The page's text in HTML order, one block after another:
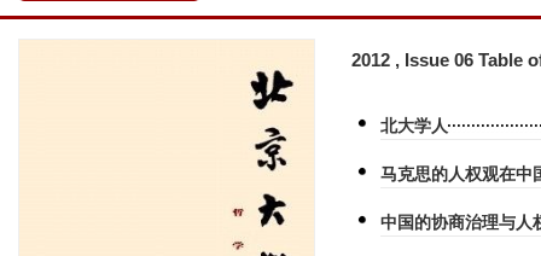
2012 , Issue 06 Table
北大学人
马克思的人权观在中
中国的协商治理与人